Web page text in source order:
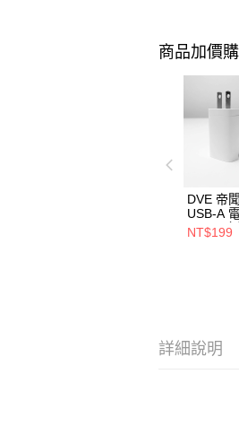
商品加價
DVE 帝
USB-A
5V/2A 充電
用閱讀
NT$199
詳細說明